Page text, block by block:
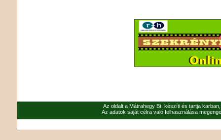
Az oldalt a Mátrahegy Bt. készíti és tartja
Az adatok saját célra való felhasználása